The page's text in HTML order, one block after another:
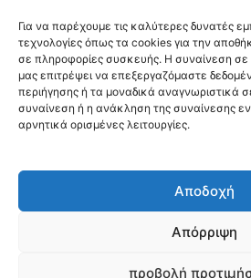
Για να παρέχουμε τις καλύτερες δυνατές
τεχνολογίες όπως τα cookies για την
σε πληροφορίες συσκευής. Η συναίνεση σε
μας επιτρέψει να επεξεργαζόμαστε
περιήγησης ή τα μοναδικά αναγνωριστικά
συναίνεση ή η ανάκληση της συναίνεσης
αρνητικά ορισμένες λειτουργίες.
Αποδοχή
Απόρριψη
προβολή
ΕΥΡΩΠΗ
ΚΟΣΜΟΣ - WORLD
Top10
Cool spots
ΝΗΣΙΑ
© Happy Traveller